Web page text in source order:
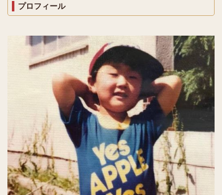
プロフィール